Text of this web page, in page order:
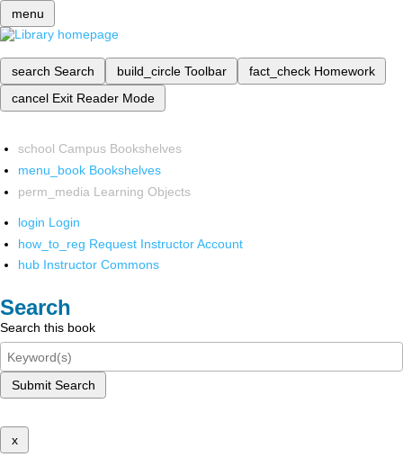
menu
search Search build_circle Toolbar fact_check Homework
cancel Exit Reader Mode
school Campus Bookshelves
menu_book Bookshelves
perm_media Learning Objects
login Login
how_to_reg Request Instructor Account
hub Instructor Commons
Search
Search this book
Submit Search
x